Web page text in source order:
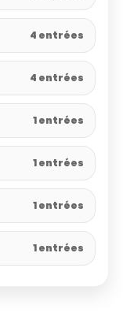
4 entrées
4 entrées
1 entrées
1 entrées
1 entrées
1 entrées